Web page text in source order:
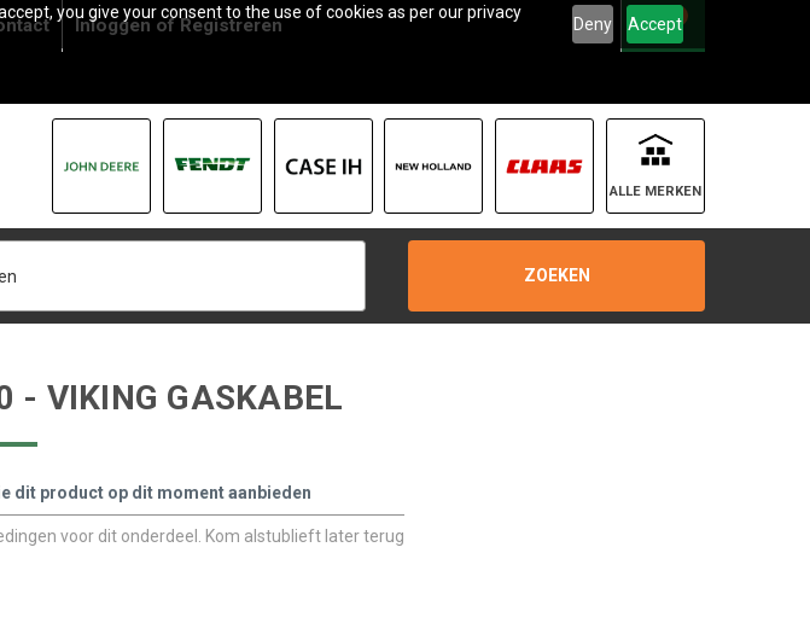
you give your consent to the use of cookies as per our privacy
Deny Accept
InloggenofRegistreren 0
ALLE MERKEN
ZOEKEN
- VIKING GASKABEL
dit product op dit moment aanbieden
voor dit onderdeel. Kom alstublieft later terug